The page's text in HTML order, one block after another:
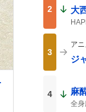
2 大
3
ア
ジ
4 麻
全